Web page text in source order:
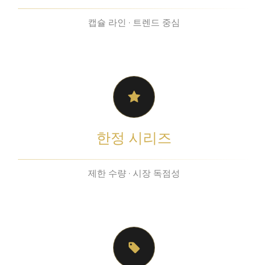
캡슐 라인 · 트렌드 중심
한정 시리즈
제한 수량 · 시장 독점성